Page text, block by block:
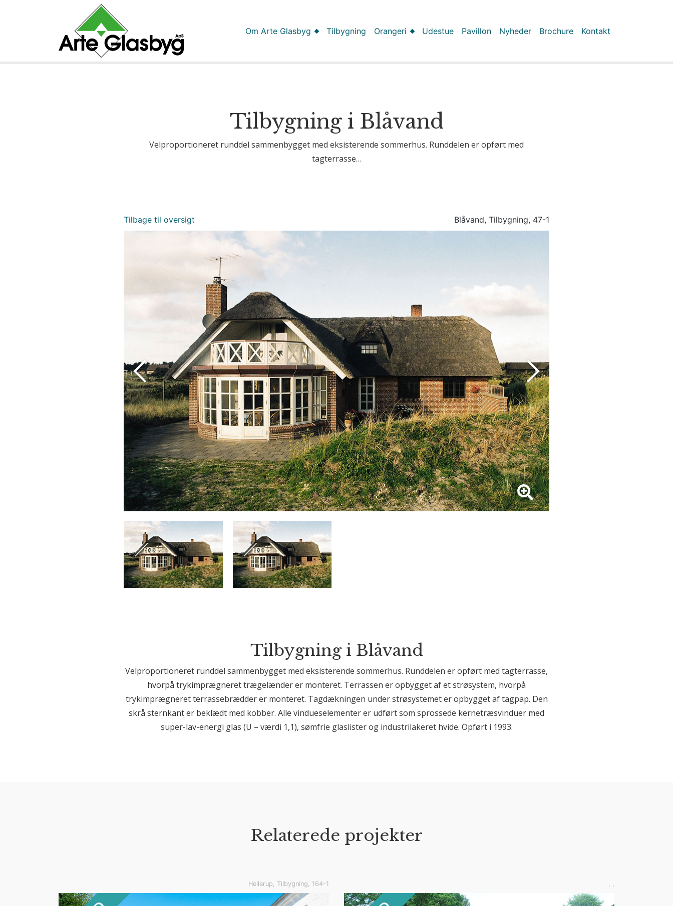
Om Arte Glasbyg Tilbygning Orangeri Udestue Pavillon Nyheder Brochure Kontakt
Tilbygning i Blåvand
Velproportioneret runddel sammenbygget med eksisterende sommerhus. Runddelen er opført med
tagterrasse…
Tilbage til oversigt Blåvand, Tilbygning, 47-1
Tilbygning i Blåvand
Velproportioneret runddel sammenbygget med eksisterende sommerhus. Runddelen er opført med tagterrasse,
hvorpå trykimprægneret trægelænder er monteret. Terrassen er opbygget af et strøsystem, hvorpå
trykimprægneret terrassebrædder er monteret. Tagdækningen under strøsystemet er opbygget af tagpap. Den
skrå sternkant er beklædt med kobber. Alle vindueselementer er udført som sprossede kernetræsvinduer med
super-lav-energi glas (U – værdi 1,1), sømfrie glaslister og industrilakeret hvide. Opført i 1993.
Relaterede projekter
Hellerup, Tilbygning, 164-1